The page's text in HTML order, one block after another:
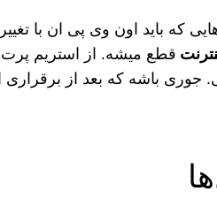
که باید اون وی پی ان با
قطع میشه. از استریم
جوری باشه که بعد از